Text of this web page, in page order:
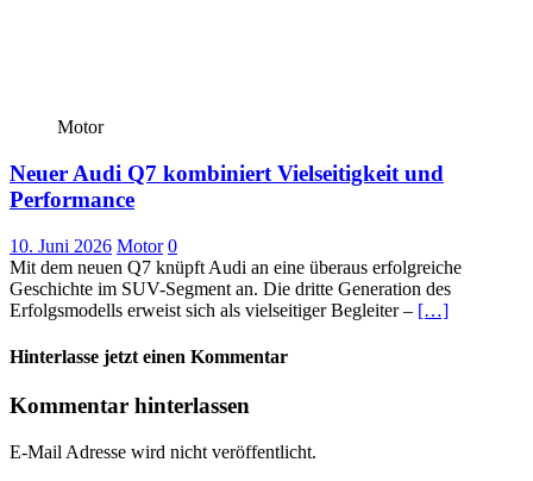
Motor
Neuer Audi Q7 kombiniert Vielseitigkeit und
Performance
10. Juni 2026 Motor 0
Mit dem neuen Q7 knüpft Audi an eine überaus erfolgreiche
Geschichte im SUV-Segment an. Die dritte Generation des
Erfolgsmodells erweist sich als vielseitiger Begleiter – […]
Hinterlasse jetzt einen Kommentar
Kommentar hinterlassen
E-Mail Adresse wird nicht veröffentlicht.